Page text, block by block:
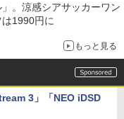
。涼感シアサッカーワン
1990円に
もっと見る
3」「NEO iDSD